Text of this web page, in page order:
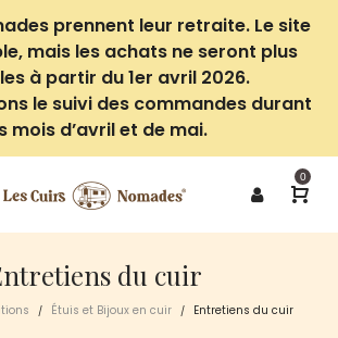
prennent leur retraite. Le site
mais les achats ne seront plus
à partir du 1er avril 2026.
le suivi des commandes durant
mois d’avril et de mai.
0
du cuir
/ Étuis et Bijoux en cuir / Entretiens du cuir